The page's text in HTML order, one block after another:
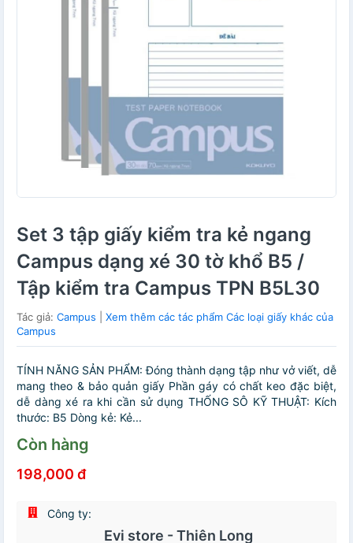
Set 3 tập giấy kiểm tra kẻ ngang
Campus dạng xé 30 tờ khổ B5 /
Tập kiểm tra Campus TPN B5L30
Tác giả: Campus
Xem thêm các tác phẩm Các loại giấy khác của
Campus
TÍNH NĂNG SẢN PHẨM: Đóng thành dạng tập như vở viết, dễ
mang theo & bảo quản giấy Phần gáy có chất keo đặc biệt,
dễ dàng xé ra khi cần sử dụng THỐNG SÔ KỸ THUẬT:️ Kích
thước: B5️ Dòng kẻ: Kẻ...
Còn hàng
198,000 đ
Công ty:
Evi store - Thiên Long